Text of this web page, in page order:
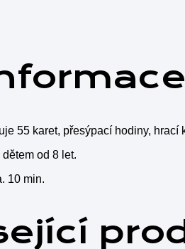
55 karet, přesýpací hodiny, hrací
od 8 let.
10 min.